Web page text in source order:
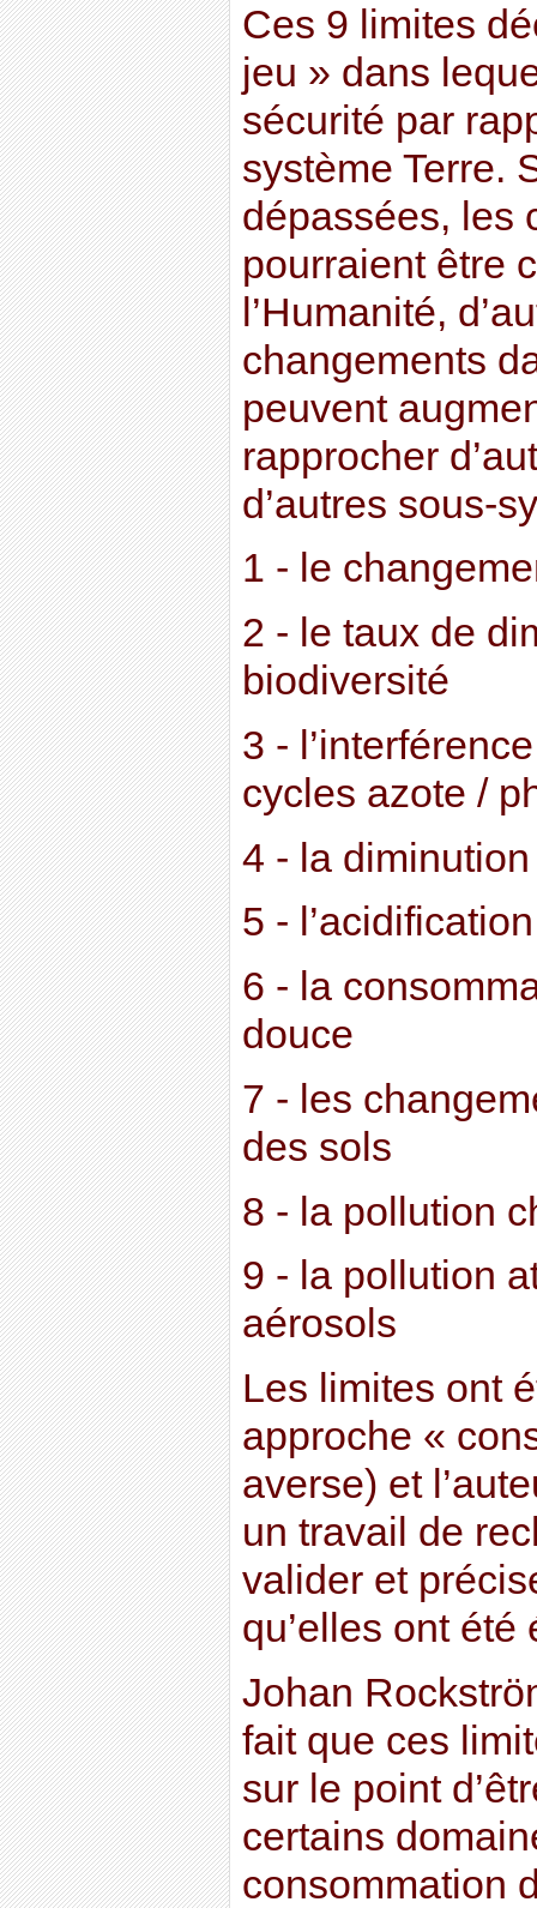
Ces 9 limites
jeu » dans
sécurité par
système Terre.
dépassées, les
pourraient être
l’Humanité,
changements
peuvent
rapprocher
d’autres sous-
1 - le
2 - le taux de
biodiversité
3 -
cycles azote /
4 - la
5 -
6 - la
douce
7 - les
des sols
8 - la pollution
9 - la pollution
aérosols
Les limites ont
approche «
averse) et
un travail de
valider et
qu’elles ont été
Johan
fait que ces
sur le point
certains
consommation